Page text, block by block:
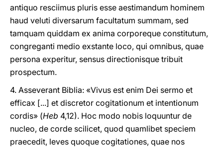
antiquo resciimus pluris esse aestimandum hominem
haud veluti diversarum facultatum summam, sed
tamquam quiddam ex anima corporeque constitutum,
congreganti medio exstante loco, qui omnibus, quae
persona experitur, sensus directionisque tribuit
prospectum.
4. Asseverant Biblia: «Vivus est enim Dei sermo et
efficax [...] et discretor cogitationum et intentionum
cordis» (Heb 4,12). Hoc modo nobis loquuntur de
nucleo, de corde scilicet, quod quamlibet speciem
praecedit, leves quoque cogitationes, quae nos